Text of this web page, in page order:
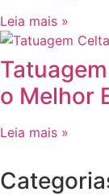
Leia mais »
o Melhor
Leia mais »